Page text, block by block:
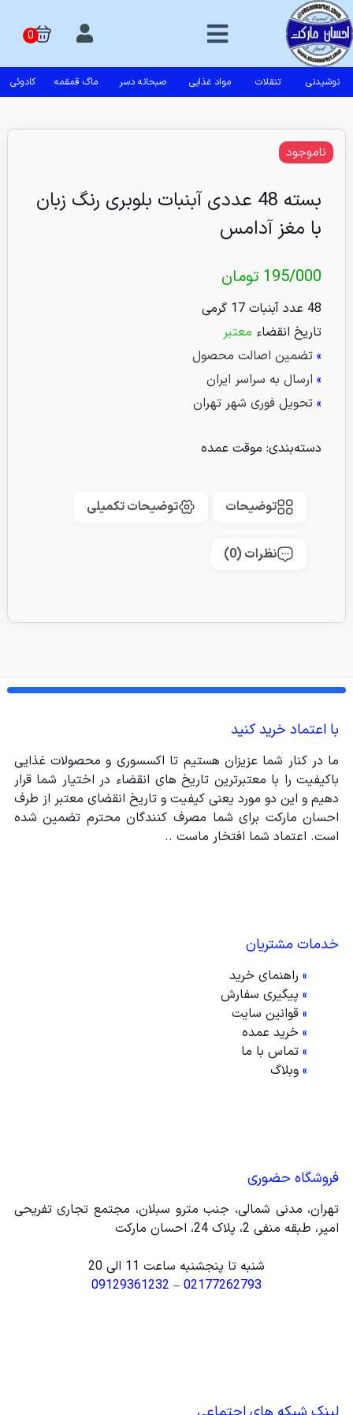
نوشیدنی تنقلات مواد غذایی صبحانه دسر ماگ قمقمه کادوئی
بسته 48 عددی آبنبات بلوبری رنگ زبان
با مغز آدامس
195/000 تومان
48 عدد آبنبات 17 گرمی
تاریخ انقضاء معتبر
» تضمین اصالت محصول
» ارسال به سراسر ایران
» تحویل فوری شهر تهران
ناموجود
دسته‌بندی: موقت عمده
توضیحات توضیحات تکمیلی
نظرات (0)
با اعتماد خرید کنید
ما در کنار شما عزیزان هستیم تا اکسسوری و محصولات غذایی
باکیفیت را با معتبرترین تاریخ های انقضاء در اختیار شما قرار
دهیم و این دو مورد یعنی کیفیت و تاریخ انقضای معتبر از طرف
احسان مارکت برای شما مصرف کنندگان محترم تضمین شده
است. اعتماد شما افتخار ماست ..
خدمات مشتریان
» راهنمای خرید
» پیگیری سفارش
» قوانین سایت
» خرید عمده
» تماس با ما
» وبلاگ
فروشگاه حضوری
تهران، مدنی شمالی، جنب مترو سبلان، مجتمع تجاری تفریحی
امیر، طبقه منفی 2، پلاک 24، احسان مارکت
شنبه تا پنجشنبه ساعت 11 الی 20
02177262793
–
09129361232